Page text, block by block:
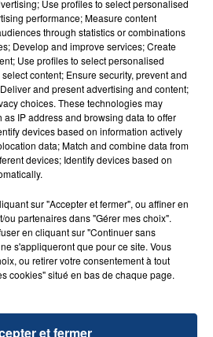
À LENS : UNE FEMME ET
LA VIE ET LA...
par le feu après avoir
et leur bébé de trois mois
Use profiles to select personalised
performance; Measure content
through statistics or combinations
Develop and improve services; Create
Use profiles to select personalised
content; Ensure security, prevent and
and present advertising and content;
choices. These technologies may
IP address and browsing data to offer
devices based on information actively
data; Match and combine data from
devices; Identify devices based on
sur "Accepter et fermer", ou affiner en
partenaires dans "Gérer mes choix".
en cliquant sur "Continuer sans
s'appliqueront que pour ce site. Vous
ou retirer votre consentement à tout
cookies" situé en bas de chaque page.
et fermer